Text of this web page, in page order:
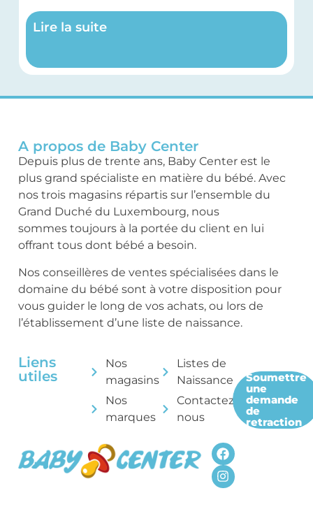
Lire la suite
A propos de Baby Center
Depuis plus de trente ans, Baby Center est le
plus grand spécialiste en matière du bébé. Avec
nos trois magasins répartis sur l’ensemble du
Grand Duché du Luxembourg, nous
sommes toujours à la portée du client en lui
offrant tous dont bébé a besoin.
Nos conseillères de ventes spécialisées dans le
domaine du bébé sont à votre disposition pour
vous guider le long de vos achats, ou lors de
l’établissement d’une liste de naissance.
Liens
utiles
Nos
magasins
Nos
marques
Listes de
Naissance
Contactez-
nous
Soumettre
une
demande
de
retraction